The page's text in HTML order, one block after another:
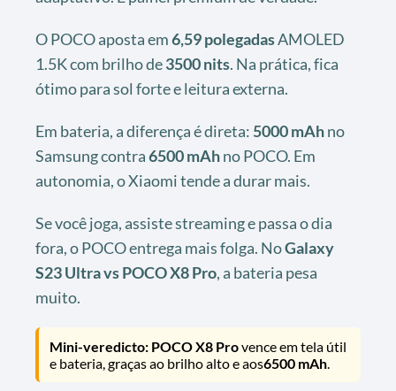
O POCO aposta em6,59 polegadasAMOLED
1.5K com brilho de3500 nits. Na prática, fica
ótimo para sol forte e leitura externa.
Em bateria, a diferença é direta: 5000 mAhno
Samsung contra6500 mAhno POCO. Em
autonomia, o Xiaomi tende a durar mais.
Se você joga, assiste streaming e passa o dia
fora, o POCO entrega mais folga. NoGalaxy
S23 Ultra vs POCO X8 Pro, a bateria pesa
muito.
Mini-veredicto: POCO X8 Provence em tela útil
e bateria, graças ao brilho alto e aos6500 mAh.